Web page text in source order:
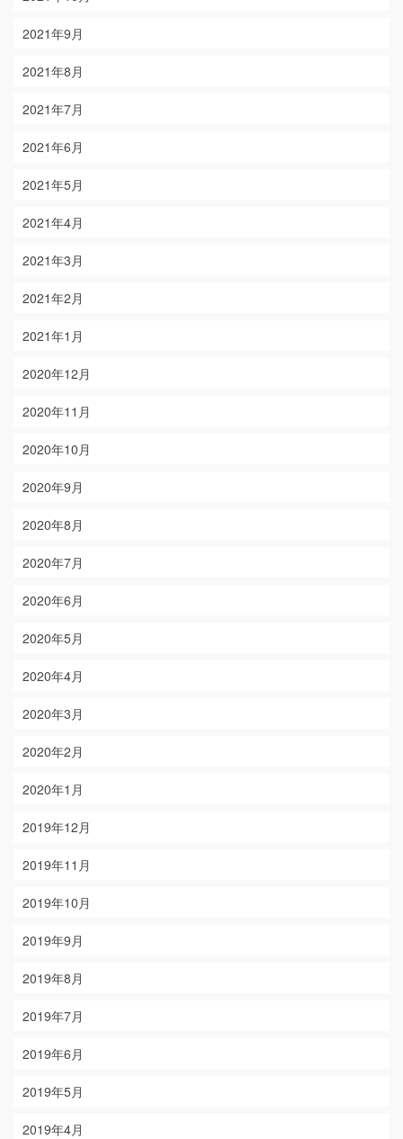
2021年9月
2021年8月
2021年7月
2021年6月
2021年5月
2021年4月
2021年3月
2021年2月
2021年1月
2020年12月
2020年11月
2020年10月
2020年9月
2020年8月
2020年7月
2020年6月
2020年5月
2020年4月
2020年3月
2020年2月
2020年1月
2019年12月
2019年11月
2019年10月
2019年9月
2019年8月
2019年7月
2019年6月
2019年5月
2019年4月